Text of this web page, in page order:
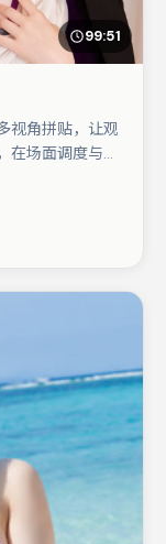
99:51
视角拼贴，让观
在场面调度与表
以细节塑造推动
，这部作品值得